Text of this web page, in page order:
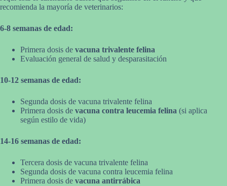
recomienda la mayoría de veterinarios:
6-8 semanas de edad:
Primera dosis de vacuna trivalente felina
Evaluación general de salud y desparasitación
10-12 semanas de edad:
Segunda dosis de vacuna trivalente felina
Primera dosis de vacuna contra leucemia felina (si aplica
según estilo de vida)
14-16 semanas de edad:
Tercera dosis de vacuna trivalente felina
Segunda dosis de vacuna contra leucemia felina
Primera dosis de vacuna antirrábica